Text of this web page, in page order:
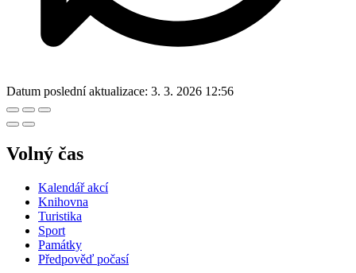
Datum poslední aktualizace: 3. 3. 2026 12:56
Volný čas
Kalendář akcí
Knihovna
Turistika
Sport
Památky
Předpověď počasí